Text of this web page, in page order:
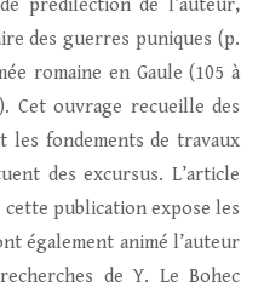
prédilection de l’auteur,
des guerres puniques (p.
romaine en Gaule (105 à
Cet ouvrage recueille des
les fondements de travaux
des excursus. L’article
cette publication expose les
également animé l’auteur
de Y. Le Bohec